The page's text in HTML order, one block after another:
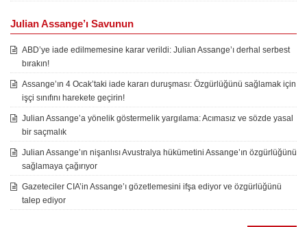
Julian Assange’ı Savunun
ABD’ye iade edilmemesine karar verildi: Julian Assange’ı derhal serbest
bırakın!
Assange’ın 4 Ocak’taki iade kararı duruşması: Özgürlüğünü sağlamak için
işçi sınıfını harekete geçirin!
Julian Assange’a yönelik göstermelik yargılama: Acımasız ve sözde yasal
bir saçmalık
Julian Assange’ın nişanlısı Avustralya hükümetini Assange’ın özgürlüğünü
sağlamaya çağırıyor
Gazeteciler CIA’in Assange’ı gözetlemesini ifşa ediyor ve özgürlüğünü
talep ediyor